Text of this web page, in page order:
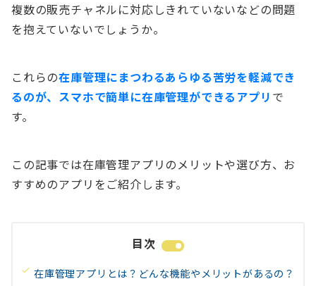
複数の販売チャネルに対応しきれていないなどの問題
を抱えていないでしょうか。
これらの在庫管理にまつわるあらゆる苦労を軽減でき
るのが、スマホで簡単に在庫管理ができるアプリ で
す。
この記事では在庫管理アプリのメリットや選び方、お
すすめのアプリをご紹介します。
目次
在庫管理アプリとは？どんな機能やメリットがあるの？